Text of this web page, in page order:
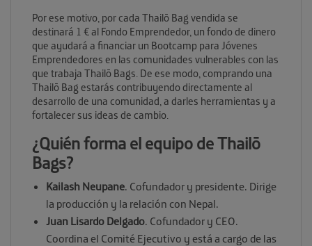
Por ese motivo, por cada Thailō Bag vendida se
destinará 1 € al Fondo Emprendedor, un fondo de dinero
que ayudará a financiar un Bootcamp para Jóvenes
Emprendedores en las comunidades vulnerables con las
que trabaja Thailō Bags. De ese modo, comprando una
Thailō Bag estarás contribuyendo directamente al
desarrollo de una comunidad, a darles herramientas y a
fortalecer sus ideas de cambio.
¿Quién forma el equipo de Thailō
Bags?
Kailash Neupane. Cofundador y presidente. Dirige
la producción y la relación con Nepal.
Juan Lisardo Delgado. Cofundador y CEO.
Coordina el Comité Ejecutivo y está a cargo de las